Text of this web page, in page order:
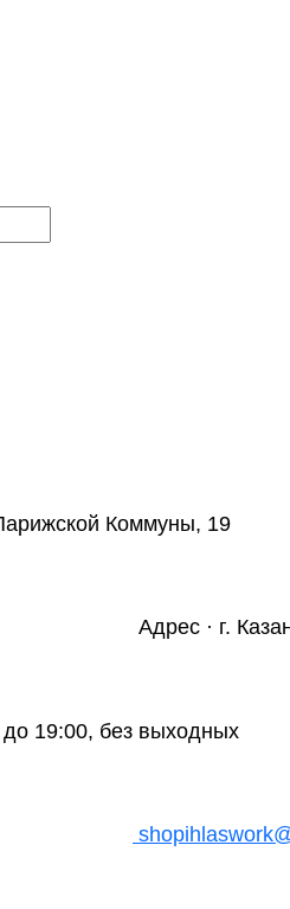
Коммуны, 19
Адрес · г.
19:00, без выходных